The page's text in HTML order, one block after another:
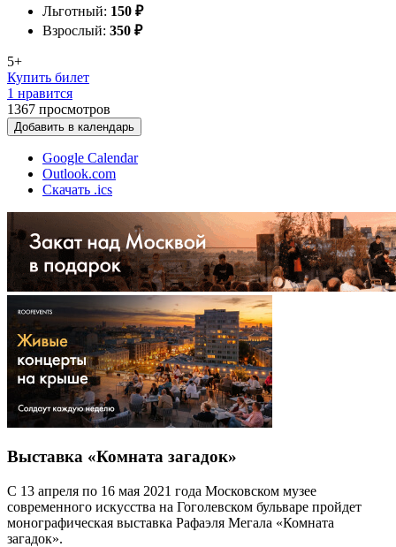
Льготный: 150 ₽
Взрослый: 350 ₽
5+
Купить билет
1 нравится
1367 просмотров
Добавить в календарь
Google Calendar
Outlook.com
Скачать .ics
Выставка «Комната загадок»
С 13 апреля по 16 мая 2021 года Московском музее
современного искусства на Гоголевском бульваре пройдет
монографическая выставка Рафаэля Мегала «Комната
загадок».